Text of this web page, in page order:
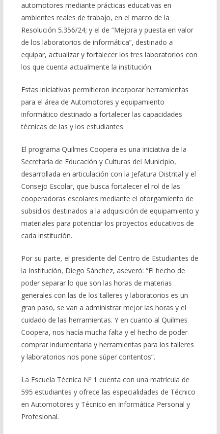
automotores mediante prácticas educativas en
ambientes reales de trabajo, en el marco de la
Resolución 5.356/24; y el de “Mejora y puesta en valor
de los laboratorios de informática”, destinado a
equipar, actualizar y fortalecer los tres laboratorios con
los que cuenta actualmente la institución.
Estas iniciativas permitieron incorporar herramientas
para el área de Automotores y equipamiento
informático destinado a fortalecer las capacidades
técnicas de las y los estudiantes.
El programa Quilmes Coopera es una iniciativa de la
Secretaría de Educación y Culturas del Municipio,
desarrollada en articulación con la Jefatura Distrital y el
Consejo Escolar, que busca fortalecer el rol de las
cooperadoras escolares mediante el otorgamiento de
subsidios destinados a la adquisición de equipamiento y
materiales para potenciar los proyectos educativos de
cada institución.
Por su parte, el presidente del Centro de Estudiantes de
la Institución, Diego Sánchez, aseveró: “El hecho de
poder separar lo que son las horas de materias
generales con las de los talleres y laboratorios es un
gran paso, se van a administrar mejor las horas y el
cuidado de las herramientas. Y en cuanto al Quilmes
Coopera, nos hacía mucha falta y el hecho de poder
comprar indumentaria y herramientas para los talleres
y laboratorios nos pone súper contentos”.
La Escuela Técnica Nº 1 cuenta con una matrícula de
595 estudiantes y ofrece las especialidades de Técnico
en Automotores y Técnico en Informática Personal y
Profesional.